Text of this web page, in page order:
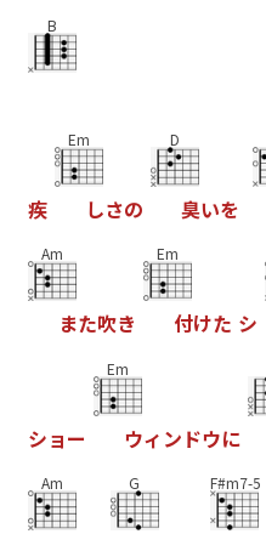
B
疾
Em
しさの
D
臭いを
Am
また吹き
Em
付けた シ
ショー
Em
ウィ ン ドウに
Am G F#m7-5